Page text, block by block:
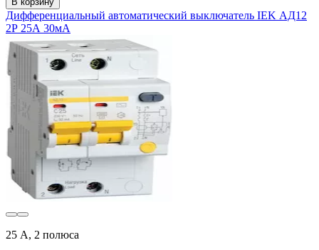
Дифференциальный автоматический выключатель IEK АД12
2Р 25А 30мА
25 А, 2 полюса